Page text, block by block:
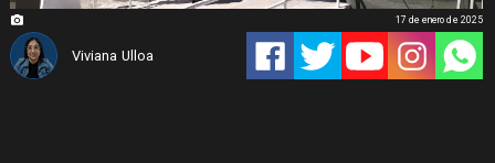
Viviana Ulloa
17 de enero de 2025